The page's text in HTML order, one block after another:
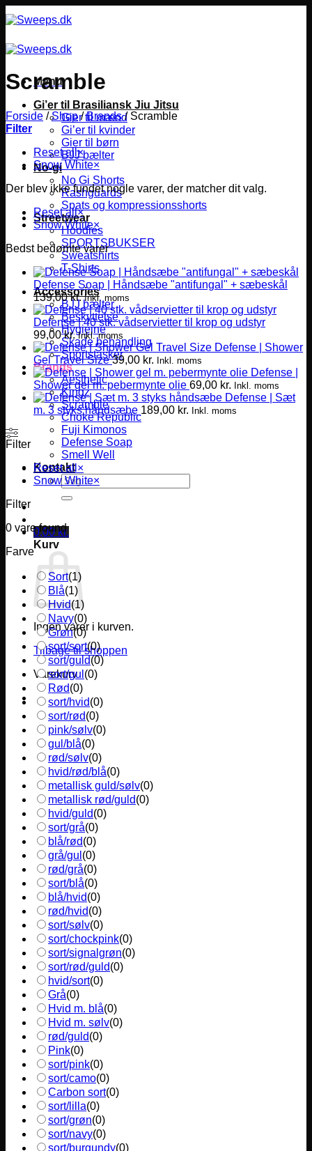
til
Menu
Gi’er til Brasiliansk Jiu Jitsu
Gier til mænd
Gi’er til kvinder
Gier til børn
BJJ bælter
No-gi
No Gi Shorts
Rashguards
Spats og kompressionsshorts
Streetwear
Hoodies
SPORTSBUKSER
Sweatshirts
T-Shirts
Accessories
BJJ bælter
Beskyttelse
Hygiejne
Skade behandling
Sportstasker
Brands
Aesthetic
Kingz
Scramble
Choke Republic
Fuji Kimonos
Defense Soap
Smell Well
Kontakt
Søg
efter:
0,00 kr.
Kurv
Ingen varer i kurven.
Tilbage til shoppen
Varekurv
Scramble
Forside / Shop / Brands /Scramble
Filter
Reset all×
Snow White×
Der blev ikke fundet nogle varer, der matcher dit valg.
Reset all×
Snow White×
Bedst bedømte varer
Defense Soap | Håndsæbe "antifungal" + sæbeskål
139,00kr. Inkl. moms
Defense | 40 stk. vådservietter til krop og udstyr
99,00kr. Inkl. moms
Defense | Shower
Gel Travel Size 39,00 kr. Inkl. moms
Defense |
Shower gel m. pebermynte olie 69,00 kr. Inkl. moms
Defense | Sæt
m. 3 styks håndsæbe 189,00 kr. Inkl. moms
Filter
Reset all ×
Snow White×
Filter
0 vare found
Farve
Sort(1)
Blå(1)
Hvid(1)
Navy(0)
Grøn(0)
sort/sort(0)
sort/guld(0)
sort/gul (0)
Rød(0)
sort/hvid(0)
sort/rød(0)
pink/sølv(0)
gul/blå(0)
rød/sølv(0)
hvid/rød/blå(0)
metallisk guld/sølv(0)
metallisk rød/guld(0)
hvid/guld(0)
sort/grå(0)
blå/rød(0)
grå/gul (0)
rød/grå(0)
sort/blå(0)
blå/hvid(0)
rød/hvid(0)
sort/sølv(0)
sort/chockpink(0)
sort/signalgrøn(0)
sort/rød/guld(0)
hvid/sort(0)
Grå(0)
Hvid m. blå(0)
Hvid m. sølv(0)
rød/guld(0)
Pink(0)
sort/pink(0)
sort/camo(0)
Carbon sort(0)
sort/lilla(0)
sort/grøn(0)
sort/navy(0)
sort/burgundy(0)